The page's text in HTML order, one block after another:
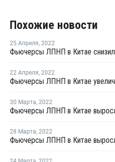
Похожие новости
25 Апреля, 2022
22 Апреля, 2022
30 Марта, 2022
28 Марта, 2022